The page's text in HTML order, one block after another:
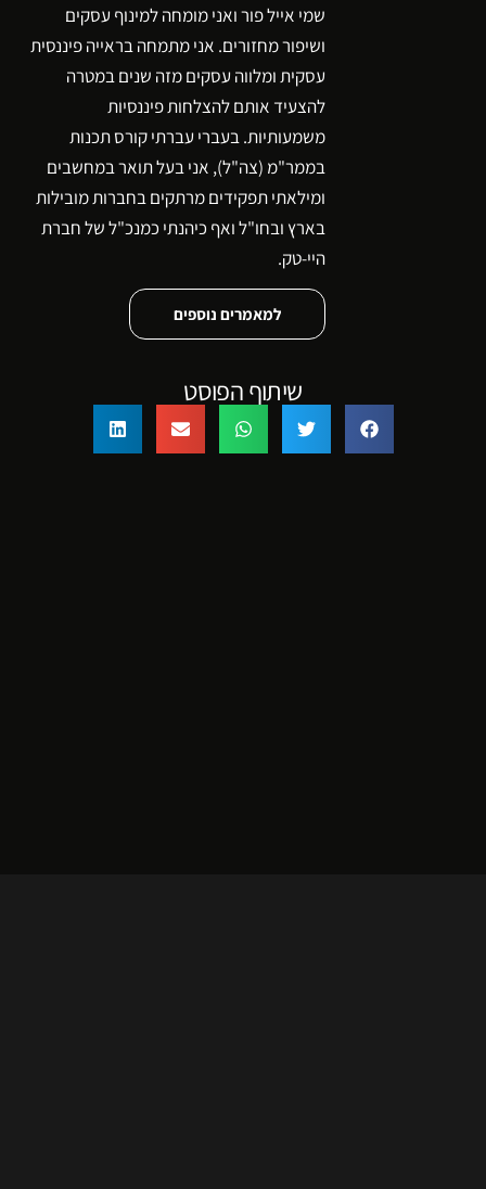
שמי אייל פור ואני מומחה למינוף עסקים
ושיפור מחזורים. אני מתמחה בראייה פיננסית
עסקית ומלווה עסקים מזה שנים במטרה
להצעיד אותם להצלחות פיננסיות
משמעותיות. בעברי עברתי קורס תכנות
בממר"מ (צה"ל), אני בעל תואר במחשבים
ומילאתי תפקידים מרתקים בחברות מובילות
בארץ ובחו"ל ואף כיהנתי כמנכ"ל של חברת
היי-טק.
למאמרים נוספים
שיתוף הפוסט